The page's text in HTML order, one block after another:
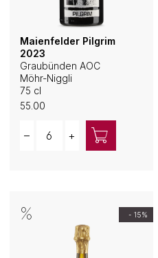
Maienfelder Pilgrim
2023
Graubünden AOC
Möhr-Niggli
75 cl
55.00
– +
- 15%